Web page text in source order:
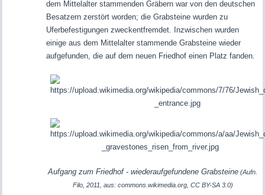
dem Mittelalter stammenden Gräbern war von den deutschen
Besatzern zerstört worden; die Grabsteine wurden zu
Uferbefestigungen zweckentfremdet. Inzwischen wurden
einige aus dem Mittelalter stammende Grabsteine wieder
aufgefunden, die auf dem neuen Friedhof einen Platz fanden.
Aufgang zum Friedhof - wiederaufgefundene Grabsteine (Aufn.
Filo, 2011, aus: commons.wikimedia.org, CC BY-SA 3.0)